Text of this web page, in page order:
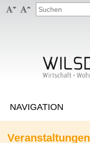
 
Veranstaltungen